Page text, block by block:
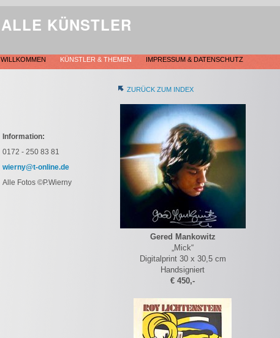
ALLE KÜNSTLER
WILLKOMMEN KÜNSTLER & THEMEN IMPRESSUM & DATENSCHUTZ
Information:
0172 - 250 83 81
wierny@t-online.de
Alle Fotos ©P.Wierny
Gered Mankowitz
„Mick“
Digitalprint 30 x 30,5 cm
Handsigniert
€ 450,-
ZURÜCK ZUM INDEX